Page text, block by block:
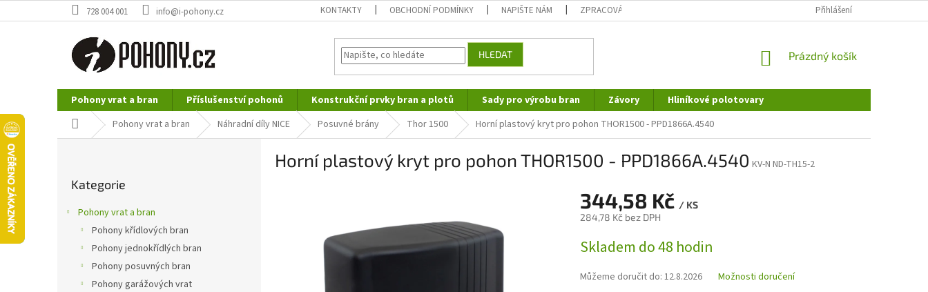
na
728 004 001 info@i-pohony.cz KONTAKTY OBCHODNÍ PODMÍNKY NAPIŠTE NÁM ZPRACOVÁNÍ OSOBNÍCH ÚDAJŮ REKLAMAČNÍ ŘÁD
Přihlášení
HLEDAT
NÁKUPNÍ
Prázdný košík
Pohony vrat a bran Příslušenství pohonů Konstrukční prvky bran a plotů Sady pro výrobu bran Závory
Hliníkové polotovary
Nerezové polotovary
Hutní materiál
Domů Pohony vrat a bran Náhradní díly NICE Posuvné brány Thor 1500 Horní plastový kryt pro pohon THOR1500 - PPD1866A.4540
kategorie
Kategorie
Pohony vrat a bran
Pohony křídlových bran
Pohony jednokřídlých bran
Pohony posuvných bran
Pohony garážových vrat
Horní plastový kryt pro pohon THOR1500 - PPD1866A.4540 KV-N ND-TH15-2
344,58 Kč / KS
284,78 Kč bez DPH
cena:
Skladem do 48 hodin
Můžeme doručit do: 12.8.2026 Možnosti doručení